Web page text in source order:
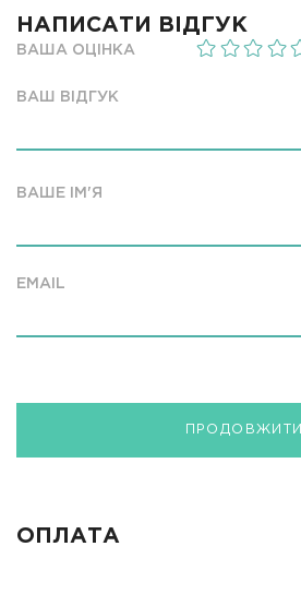
НАПИСАТИ ВІДГУК
ВАША ОЦІНКА
ВАШ ВІДГУК
ВАШЕ ІМ'Я
EMAIL
ПРОДОВЖИТИ
ОПЛАТА